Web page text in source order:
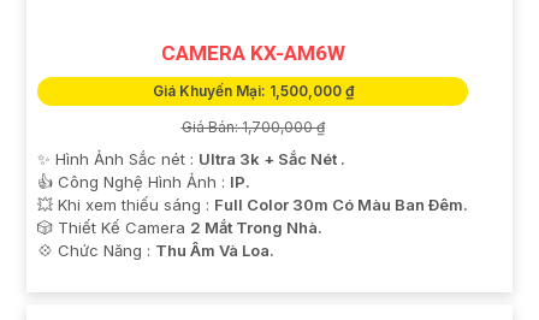
CAMERA KX-AM6W
Giá Khuyến Mại: 1,500,000 ₫
Giá Bán: 1,700,000 ₫
✨ Hình Ảnh Sắc nét : Ultra 3k + Sắc Nét .
👍 Công Nghệ Hình Ảnh : IP.
💥 Khi xem thiếu sáng : Full Color 30m Có Màu Ban Ðêm.
🎲 Thiết Kế Camera 2 Mắt Trong Nhà.
️💠 Chức Năng : Thu Âm Và Loa.